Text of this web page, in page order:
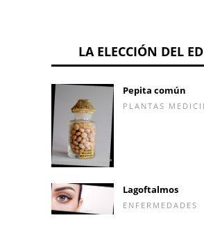
LA ELECCIÓN DEL
Pepita común
PLANTAS
Lagoftalmos
ENFERMEDADES